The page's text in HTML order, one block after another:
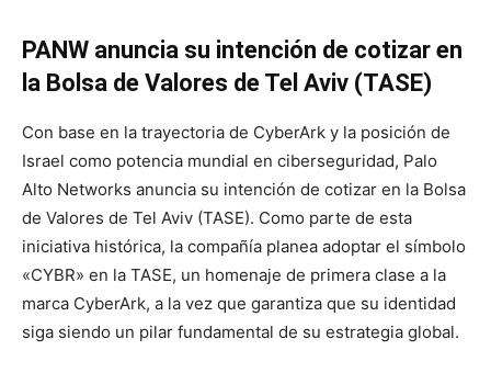
PANW anuncia su intención de cotizar en
la Bolsa de Valores de Tel Aviv (TASE)
Con base en la trayectoria de CyberArk y la posición de
Israel como potencia mundial en ciberseguridad, Palo
Alto Networks anuncia su intención de cotizar en la Bolsa
de Valores de Tel Aviv (TASE). Como parte de esta
iniciativa histórica, la compañía planea adoptar el símbolo
«CYBR» en la TASE, un homenaje de primera clase a la
marca CyberArk, a la vez que garantiza que su identidad
siga siendo un pilar fundamental de su estrategia global.